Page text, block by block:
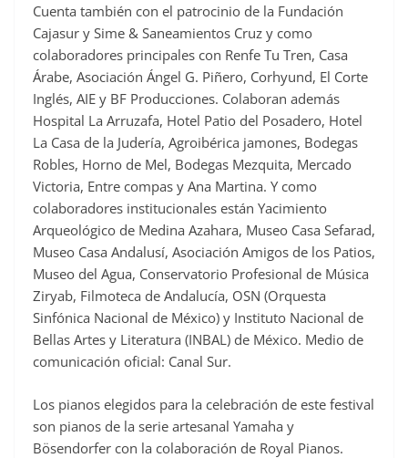
Cuenta también con el patrocinio de la Fundación
Cajasur y Sime & Saneamientos Cruz y como
colaboradores principales con Renfe Tu Tren, Casa
Árabe, Asociación Ángel G. Piñero, Corhyund, El Corte
Inglés, AIE y BF Producciones. Colaboran además
Hospital La Arruzafa, Hotel Patio del Posadero, Hotel
La Casa de la Judería, Agroibérica jamones, Bodegas
Robles, Horno de Mel, Bodegas Mezquita, Mercado
Victoria, Entre compas y Ana Martina. Y como
colaboradores institucionales están Yacimiento
Arqueológico de Medina Azahara, Museo Casa Sefarad,
Museo Casa Andalusí, Asociación Amigos de los Patios,
Museo del Agua, Conservatorio Profesional de Música
Ziryab, Filmoteca de Andalucía, OSN (Orquesta
Sinfónica Nacional de México) y Instituto Nacional de
Bellas Artes y Literatura (INBAL) de México. Medio de
comunicación oficial: Canal Sur.
Los pianos elegidos para la celebración de este festival
son pianos de la serie artesanal Yamaha y
Bösendorfer con la colaboración de Royal Pianos.